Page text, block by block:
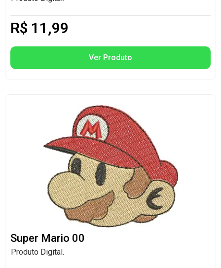
R$ 11,99
Ver Produto
Super Mario 00
Produto Digital.